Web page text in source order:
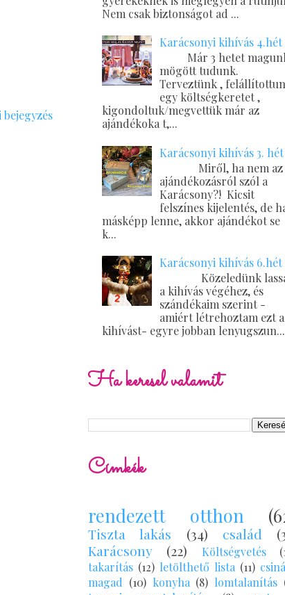
bejegyzés
Nem csak biztonságot ad ...
Karácsonyi kihívás 4.hét
Már 3 hetet
mögött tudunk.
Terveztünk ,
egy költségkeretet ,
kigondoltuk/megvettük már az
ajándékoka t,...
Karácsonyi kihívás 3. hét
Miről, ha nem az
ajándékozásról szól a
Karácsony?! Kicsit
felszínes kijelentés, de
másképp lenne, akkor ajándékot se
k...
Karácsonyi kihívás 6.hét
Közeledünk
a kihívás végéhez, és
szándékaim szerint -
amiért létrehoztam ezt a
kihívást- egyre jobban lenyugszun...
Ha keresel valamit
Címkék
rendezett otthon
Tiszta lakás (34) család
Karácsony
(22) Költségvetés
takarítás (12) letölthető lista (11)
magad (10) konyha (8) lomtalanítás